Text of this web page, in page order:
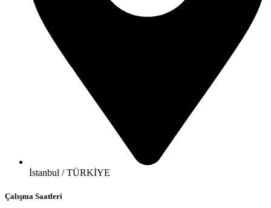
İstanbul / TÜRKİYE
Çalışma Saatleri